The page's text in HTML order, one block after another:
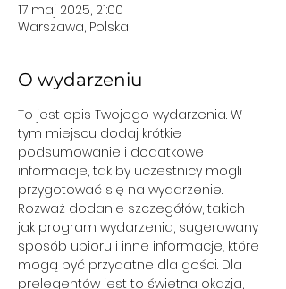
17 maj 2025, 21:00
Warszawa, Polska
O wydarzeniu
To jest opis Twojego wydarzenia. W
tym miejscu dodaj krótkie
podsumowanie i dodatkowe
informacje, tak by uczestnicy mogli
Rozważ dodanie szczegółów, takich
jak program wydarzenia, sugerowany
sposób ubioru i inne informacje, które
mogą być przydatne dla gości. Dla
prelegentów jest to świetna okazja,